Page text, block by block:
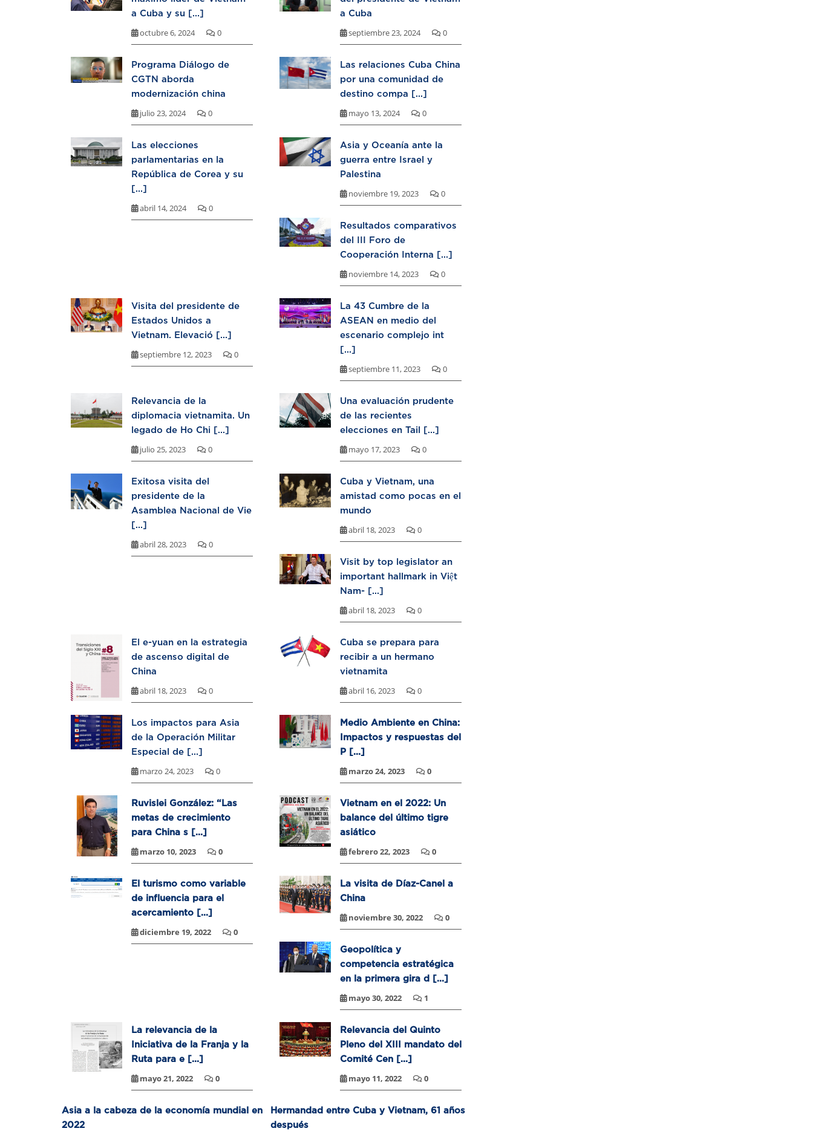
a Cuba y su [...]
octubre 6, 2024 0
a Cuba
septiembre 23, 2024 0
Programa Diálogo de
CGTN aborda
modernización china
julio 23, 2024 0
Las relaciones Cuba China
por una comunidad de
destino compa [...]
mayo 13, 2024 0
Las elecciones
parlamentarias en la
República de Corea y su
[...]
abril 14, 2024 0
Asia y Oceanía ante la
guerra entre Israel y
Palestina
noviembre 19, 2023 0
Resultados comparativos
del III Foro de
Cooperación Interna [...]
noviembre 14, 2023 0
Visita del presidente de
Estados Unidos a
Vietnam. Elevació [...]
septiembre 12, 2023 0
La 43 Cumbre de la
ASEAN en medio del
escenario complejo int
[...]
septiembre 11, 2023 0
Relevancia de la
diplomacia vietnamita. Un
legado de Ho Chi [...]
julio 25, 2023 0
Una evaluación prudente
de las recientes
elecciones en Tail [...]
mayo 17, 2023 0
Exitosa visita del
presidente de la
Asamblea Nacional de Vie
[...]
abril 28, 2023 0
Cuba y Vietnam, una
amistad como pocas en el
mundo
abril 18, 2023 0
Visit by top legislator an
important hallmark in Việt
Nam- [...]
abril 18, 2023 0
El e-yuan en la estrategia
de ascenso digital de
China
abril 18, 2023 0
Cuba se prepara para
recibir a un hermano
vietnamita
abril 16, 2023 0
Los impactos para Asia
de la Operación Militar
Especial de [...]
marzo 24, 2023 0
Medio Ambiente en China:
Impactos y respuestas del
P [...]
marzo 24, 2023 0
Ruvislei González: “Las
metas de crecimiento
para China s [...]
marzo 10, 2023 0
Vietnam en el 2022: Un
balance del último tigre
asiático
febrero 22, 2023 0
El turismo como variable
de influencia para el
acercamiento [...]
diciembre 19, 2022 0
La visita de Díaz-Canel a
China
noviembre 30, 2022 0
Geopolítica y
competencia estratégica
en la primera gira d [...]
mayo 30, 2022 1
La relevancia de la
Iniciativa de la Franja y la
Ruta para e [...]
mayo 21, 2022 0
Relevancia del Quinto
Pleno del XIII mandato del
Comité Cen [...]
mayo 11, 2022 0
Asia a la cabeza de la economía mundial en
2022
Hermandad entre Cuba y Vietnam, 61 años
después